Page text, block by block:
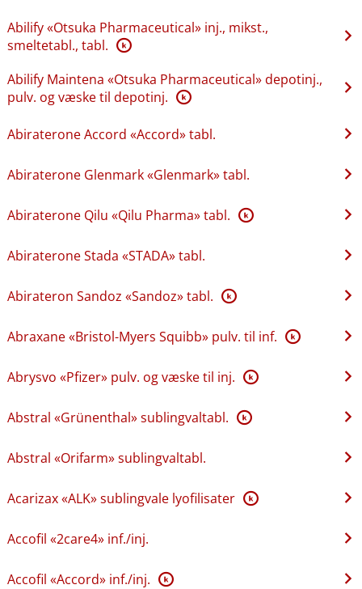
Abilify «Otsuka Pharmaceutical» inj., mikst.,
smeltetabl., tabl. K
Abilify Maintena «Otsuka Pharmaceutical» depotinj.,
pulv. og væske til depotinj. K
Abiraterone Accord «Accord» tabl.
Abiraterone Glenmark «Glenmark» tabl.
Abiraterone Qilu «Qilu Pharma» tabl. K
Abiraterone Stada «STADA» tabl.
Abirateron Sandoz «Sandoz» tabl. K
Abraxane «Bristol-Myers Squibb» pulv. til inf. K
Abrysvo «Pfizer» pulv. og væske til inj. K
Abstral «Grünenthal» sublingvaltabl. K
Abstral «Orifarm» sublingvaltabl.
Acarizax «ALK» sublingvale lyofilisater K
Accofil «2care4» inf.​/​inj.
Accofil «Accord» inf.​/​inj. K